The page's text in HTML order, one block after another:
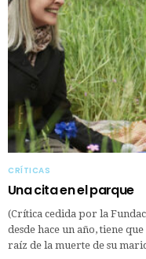
CRÍTICAS
Una cita en el parque
(Crítica cedida por la
desde hace un año, tiene
raíz de la muerte de su